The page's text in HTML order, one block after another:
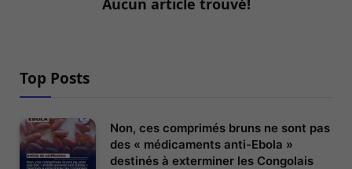
Aucun article trouvé!
Top Posts
Non, ces comprimés bruns ne sont pas
des « médicaments anti-Ebola »
destinés à exterminer les Congolais